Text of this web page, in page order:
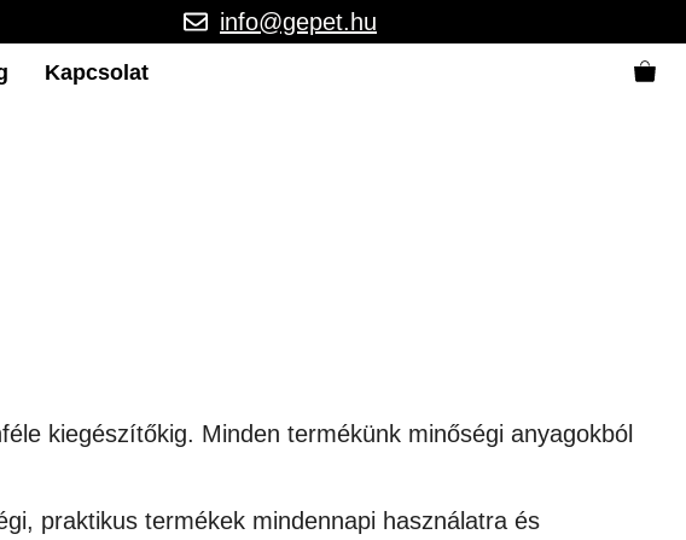
info@gepet.hu
Kapcsolat
kiegészítőkig. Minden termékünk minőségi anyagokból
praktikus termékek mindennapi használatra és